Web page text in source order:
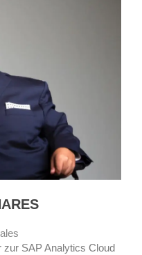
zur SAP Analytics Cloud